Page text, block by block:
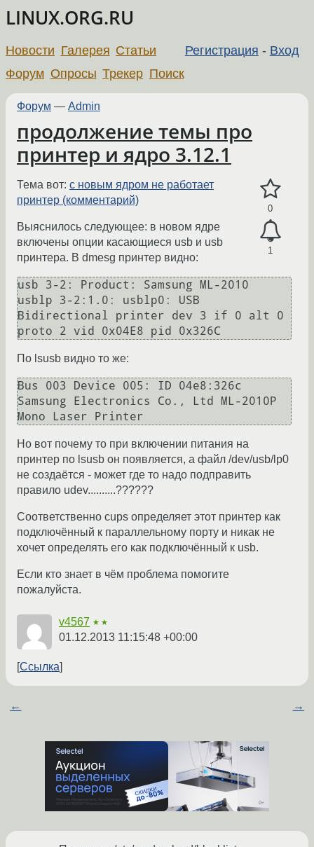
LINUX.ORG.RU
Регистрация - Вход
Новости Галерея Статьи
Форум Опросы Трекер Поиск
Форум — Admin
продолжение темы про
принтер и ядро 3.12.1
0
1
Тема вот: с новым ядром не работает
принтер (комментарий)
Выяснилось следующее: в новом ядре
включены опции касающиеся usb и usb
принтера. В dmesg принтер видно:
usb 3-2: Product: Samsung ML-2010
usblp 3-2:1.0: usblp0: USB
Bidirectional printer dev 3 if 0 alt 0
По lsusb видно то же:
Bus 003 Device 005: ID 04e8:326c
Samsung Electronics Co., Ltd ML-2010P
Но вот почему то при включении питания на
принтер по lsusb он появляется, а файл /dev/usb/lp0
не создаётся - может где то надо подправить
правило udev..........??????
Соответственно cups определяет этот принтер как
подключённый к параллельному порту и никак не
хочет определять его как подключённый к usb.
Если кто знает в чём проблема помогите
пожалуйста.
v4567 ★★
01.12.2013 11:15:48 +00:00
Ссылка
← →